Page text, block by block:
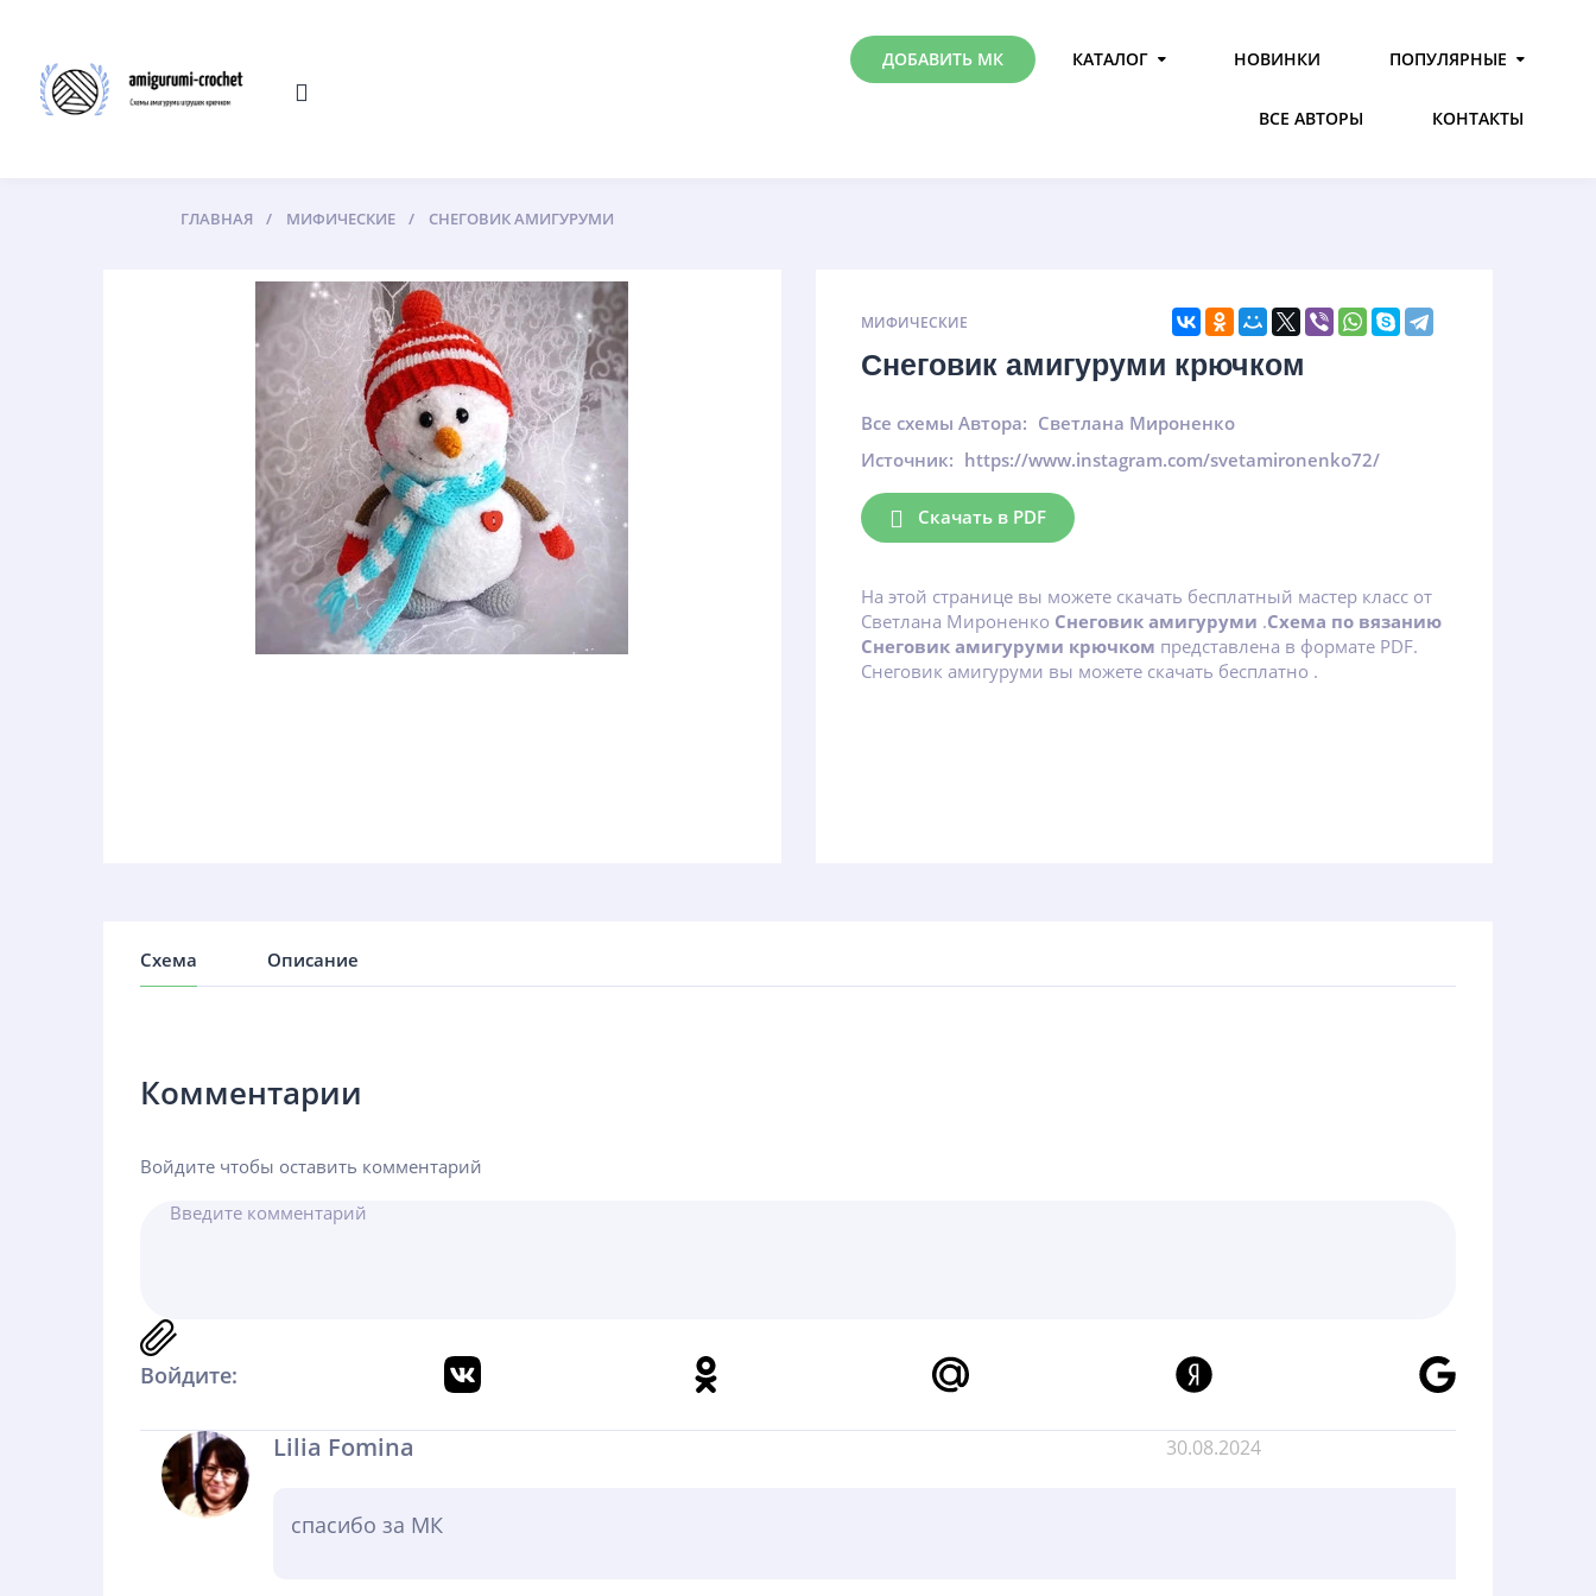
ДОБАВИТЬ МК КАТАЛОГ НОВИНКИ ПОПУЛЯРНЫЕ
ВСЕ АВТОРЫ КОНТАКТЫ
ГЛАВНАЯ МИФИЧЕСКИЕ СНЕГОВИК АМИГУРУМИ
МИФИЧЕСКИЕ
Снеговик амигуруми крючком
Все схемы Автора: Светлана Мироненко
Источник: https://www.instagram.com/svetamironenko72/
Скачать в PDF
На этой странице вы можете скачать бесплатный мастер класс от
Светлана Мироненко Снеговик амигуруми .Схема по вязанию
Снеговик амигуруми крючком представлена в формате PDF.
Снеговик амигуруми вы можете скачать бесплатно .
Схема Описание
Комментарии
Войдите чтобы оставить комментарий
Войдите:
Lilia Fomina 30.08.2024
спасибо за МК